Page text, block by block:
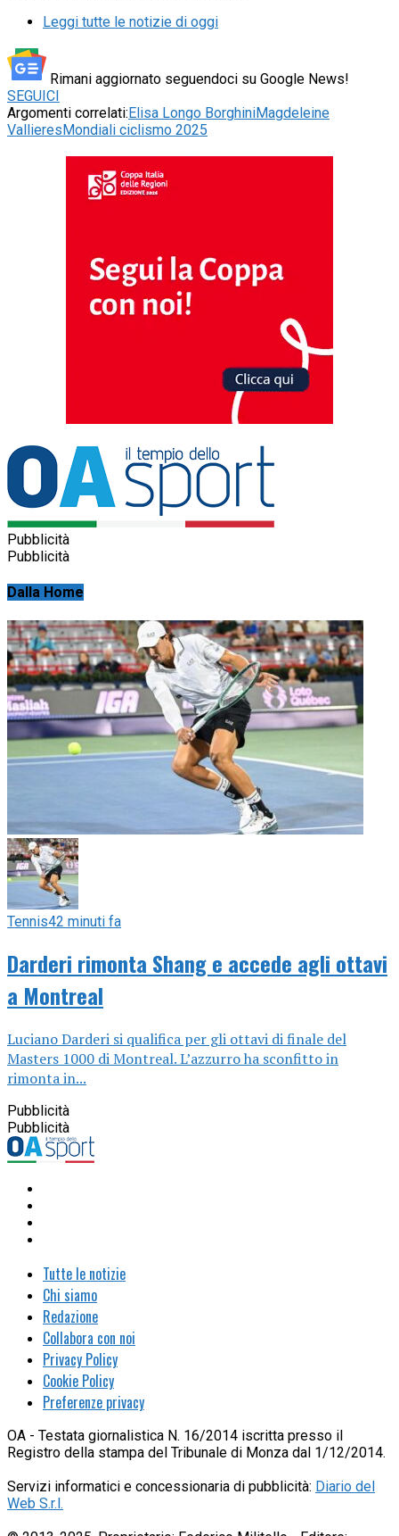
Leggi tutte le notizie di oggi
Rimani aggiornato seguendoci su Google News!
SEGUICI
Argomenti correlati:Elisa Longo BorghiniMagdeleine
VallieresMondiali ciclismo 2025
Pubblicità
Pubblicità
Dalla Home
Tennis42 minuti fa
Darderi rimonta Shang e accede agli ottavi
a Montreal
Luciano Darderi si qualifica per gli ottavi di finale del
Masters 1000 di Montreal. L’azzurro ha sconfitto in
rimonta in...
Pubblicità
Pubblicità
Tutte le notizie
Chi siamo
Redazione
Collabora con noi
Privacy Policy
Cookie Policy
Preferenze privacy
OA - Testata giornalistica N. 16/2014 iscritta presso il
Registro della stampa del Tribunale di Monza dal 1/12/2014.
Servizi informatici e concessionaria di pubblicità: Diario del
Web S.r.l.